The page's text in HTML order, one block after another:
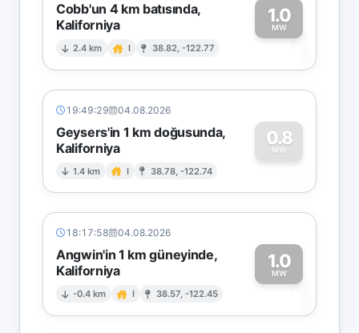
Cobb'un 4 km batısında,
Kaliforniya
2.4 km I 38.82, -122.77
1.0
MW1
19:49:29 04.08.2026
Geysers'in 1 km doğusunda,
Kaliforniya
1.4 km I 38.78, -122.74
0.8
MW
0
18:17:58 04.08.2026
Angwin'in 1 km güneyinde,
Kaliforniya
-0.4 km I 38.57, -122.45
1.0
MW1